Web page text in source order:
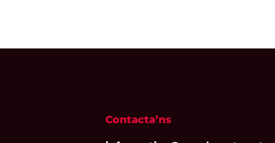
Contacta’ns